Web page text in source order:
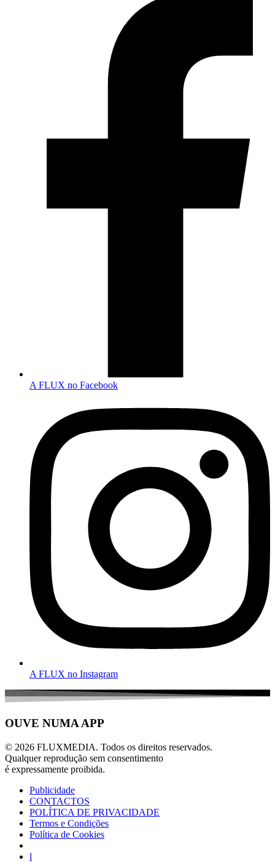
A FLUX no Facebook
A FLUX no Instagram
OUVE NUMA APP
© 2026 FLUXMEDIA. Todos os direitos reservados.
Qualquer reprodução sem consentimento
é expressamente proibida.
Publicidade
CONTACTOS
POLÍTICA DE PRIVACIDADE
Termos e Condições
Política de Cookies